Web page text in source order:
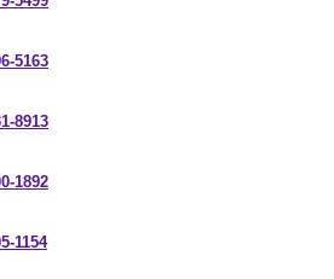
5163
8913
1892
1154